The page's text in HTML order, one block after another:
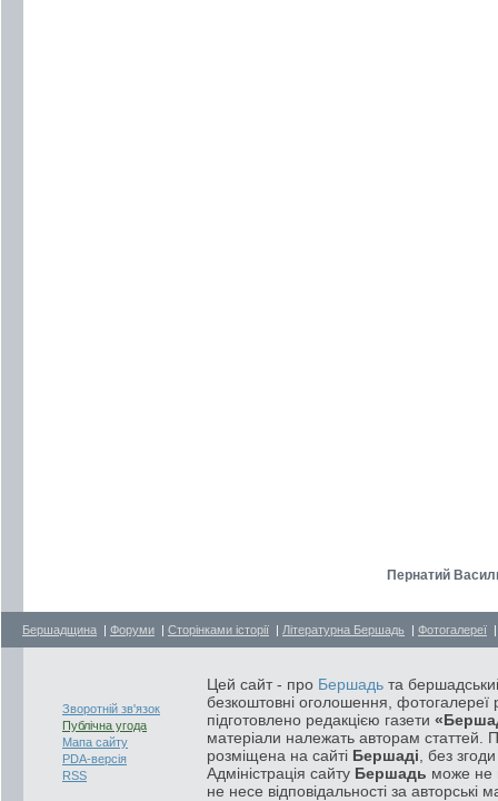
Пернатий
Бершадщина | Форуми | Сторінками історії | Літературна Бершадь | Фотогалереї
Зворотній зв'язок
Публічна угода
Мапа сайту
PDA-версія
RSS
Цей сайт - про Бершадь та
безкоштовні оголошення, фотогалереї
підготовлено редакцією газети
матеріали належать авторам статтей.
розміщена на сайті Бершаді , без
Адміністрація сайту Бершадь може не
не несе відповідальності за авторські